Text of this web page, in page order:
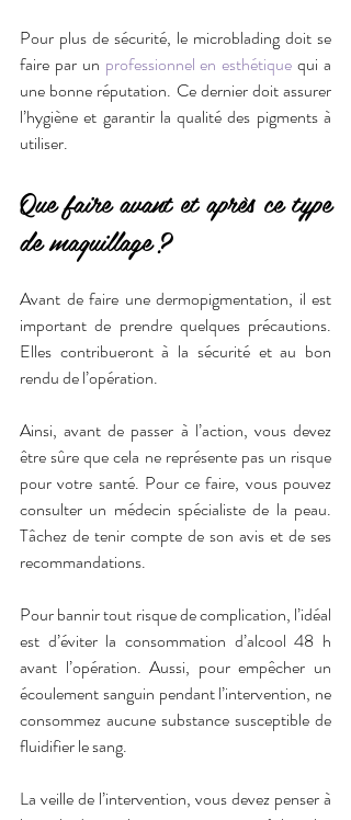
Pour plus de sécurité, le microblading doit se
faire par un professionnel en esthétique qui a
une bonne réputation. Ce dernier doit assurer
l’hygiène et garantir la qualité des pigments à
utiliser.
Que faire avant et après ce type
de maquillage ?
Avant de faire une dermopigmentation, il est
important de prendre quelques précautions.
Elles contribueront à la sécurité et au bon
rendu de l’opération.
Ainsi, avant de passer à l’action, vous devez
être sûre que cela ne représente pas un risque
pour votre santé. Pour ce faire, vous pouvez
consulter un médecin spécialiste de la peau.
Tâchez de tenir compte de son avis et de ses
recommandations.
Pour bannir tout risque de complication, l’idéal
est d’éviter la consommation d’alcool 48 h
avant l’opération. Aussi, pour empêcher un
écoulement sanguin pendant l’intervention, ne
consommez aucune substance susceptible de
fluidifier le sang.
La veille de l’intervention, vous devez penser à